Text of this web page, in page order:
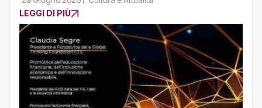
LEGGI DI PIÙ